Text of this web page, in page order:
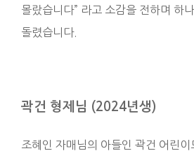
몰랐습니다” 라고 소감을 전하며 하
돌렸습니다.
곽건 형제님 (2024년생)
조혜인 자매님의 아들인 곽건 어린